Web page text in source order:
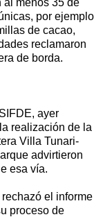
por ejemplo
de cacao,
reclamaron
de borda.
ayer
realización de la
Villa Tunari-
advirtieron
esa vía.
el informe
proceso de